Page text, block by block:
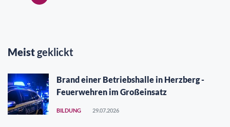
Meistgeklickt
Brand einer Betriebshalle in Herzberg -
Feuerwehren im Großeinsatz
BILDUNG 29.07.2026